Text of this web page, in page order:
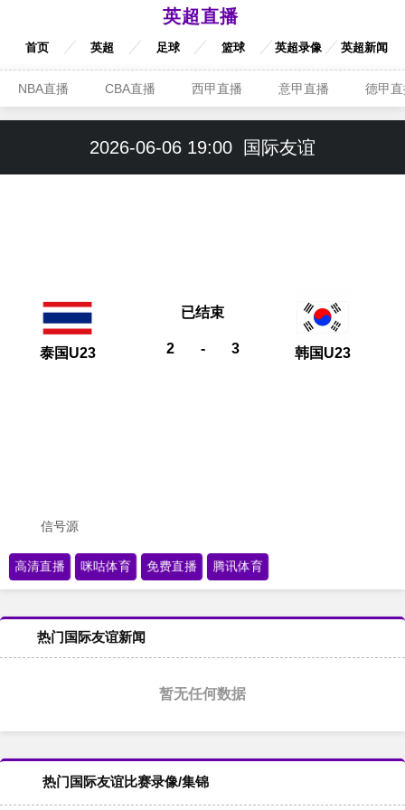
英超直播
首页 英超 足球 篮球 英超录像 英超新闻
NBA直播 CBA直播 西甲直播 意甲直播 德甲
2026-06-06 19:00 国际友谊
泰国U23 2 - 3
已结束
韩国U23
信号源
高清直播 咪咕体育 免费直播 腾讯体育
热门国际友谊新闻
暂无任何数据
热门国际友谊比赛录像/集锦